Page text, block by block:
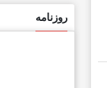
روزنامه